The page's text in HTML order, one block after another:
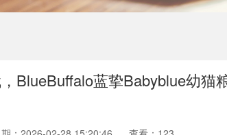
BlueBuffalo蓝挚Babyblue幼猫